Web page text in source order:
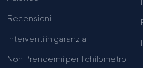
Recensioni
Interventi in garanzia
Non Prendermi per il chilometro